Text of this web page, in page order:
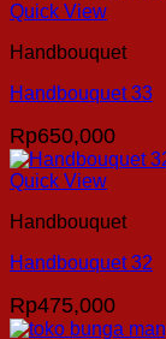
Quick View
Handbouquet
Handbouquet 33
Rp650,000
Quick View
Handbouquet
Handbouquet 32
Rp475,000